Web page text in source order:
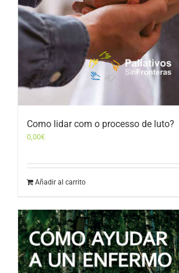
Como lidar com o processo de luto?
0,00€
Añadir al carrito